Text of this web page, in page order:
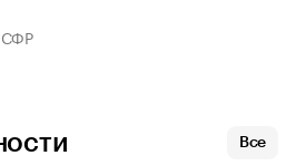
СФР
Все